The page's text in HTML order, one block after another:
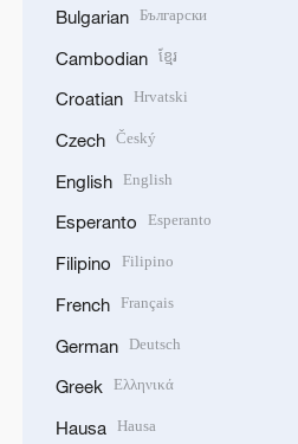
Bulgarian Български
Cambodian ខ្មែរ
Croatian Hrvatski
Czech Český
English English
Esperanto Esperanto
Filipino Filipino
French Français
German Deutsch
Greek Ελληνικά
Hausa Hausa